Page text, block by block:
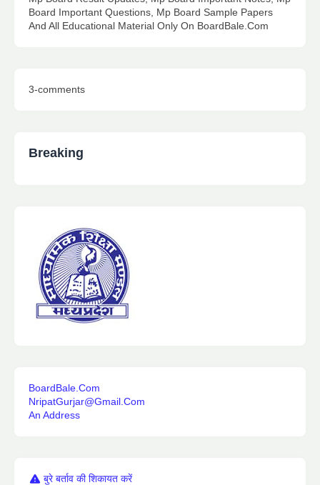
Board Important Questions, Mp Board Sample Papers
And All Educational Material Only On BoardBale.Com
3-comments
Breaking
BoardBale.Com
NripatGurjar@Gmail.Com
An Address
बुरे बर्ताव की शिकायत करें